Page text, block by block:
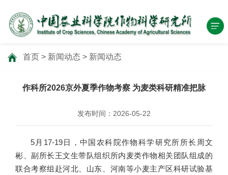
首页 > 新闻动态 > 新闻动态
作科所2026京外夏季作物考察 为麦类科研精准把脉
发布时间：2026-05-22
5月17-19日，中国农科院作物科学研究所所长周文
彬、副所长王文生带队组织所内麦类作物相关团队组成的
联合考察组赴河北、山东、河南等小麦主产区科研试验基